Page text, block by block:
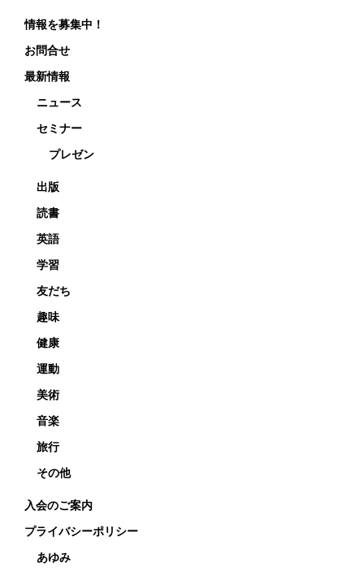
情報を募集中！
お問合せ
最新情報
ニュース
セミナー
プレゼン
出版
読書
英語
学習
友だち
趣味
健康
運動
美術
音楽
旅行
その他
入会のご案内
プライバシーポリシー
あゆみ